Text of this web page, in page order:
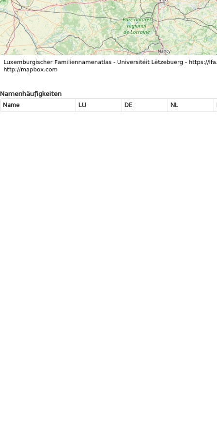
Namenhäufigkeiten
Name LU DE NL